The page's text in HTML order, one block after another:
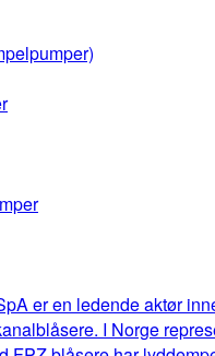
er en ledende aktør
I Norge